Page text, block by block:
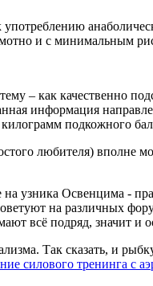
и с минимальным
– как качественно
информация
подкожного
любителя)
узника Освенцима -
советуют на различных
всё подряд, значит и
Так сказать, и
силового тренинга с